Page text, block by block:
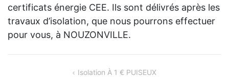
certificats énergie CEE. Ils sont délivrés après les
travaux d’isolation, que nous pourrons effectuer
pour vous, à NOUZONVILLE.
Isolation À 1 € PUISEUX